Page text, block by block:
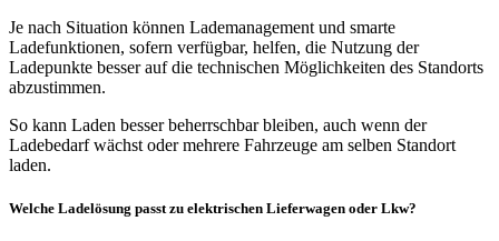
Je nach Situation können Lademanagement und smarte
Ladefunktionen, sofern verfügbar, helfen, die Nutzung der
Ladepunkte besser auf die technischen Möglichkeiten des Standorts
abzustimmen.
So kann Laden besser beherrschbar bleiben, auch wenn der
Ladebedarf wächst oder mehrere Fahrzeuge am selben Standort
laden.
Welche Ladelösung passt zu elektrischen Lieferwagen oder Lkw?